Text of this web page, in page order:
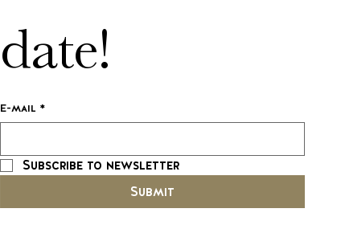
date!
E-mail *
Subscribe to newsletter
Submit